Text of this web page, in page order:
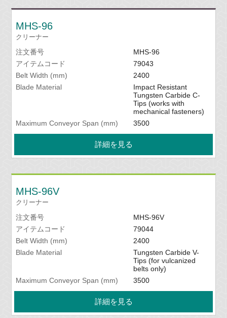
MHS-96
クリーナー
注文番号
MHS-96
アイテムコード
79043
Belt Width (mm)
2400
Blade Material
Impact Resistant
Tungsten Carbide C-
Tips (works with
mechanical fasteners)
Maximum Conveyor Span (mm)
3500
詳細を見る
MHS-96V
クリーナー
注文番号
MHS-96V
アイテムコード
79044
Belt Width (mm)
2400
Blade Material
Tungsten Carbide V-
Tips (for vulcanized
belts only)
Maximum Conveyor Span (mm)
3500
詳細を見る